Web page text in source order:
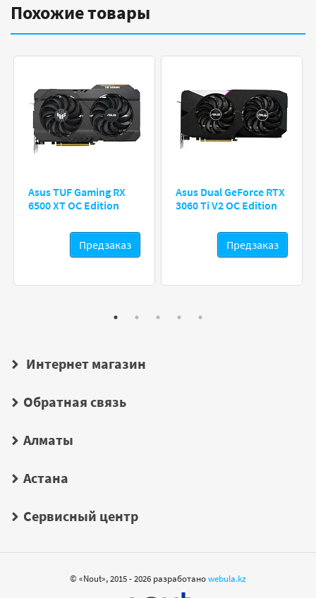
Похожие товары
Asus TUF Gaming RX
6500 XT OC Edition
Предзаказ
Asus Dual GeForce RTX
3060 Ti V2 OC Edition
Предзаказ
Интернет магазин
Обратная связь
Алматы
Астана
Сервисный центр
© «Nout», 2015 - 2026 разработаноwebula.kz